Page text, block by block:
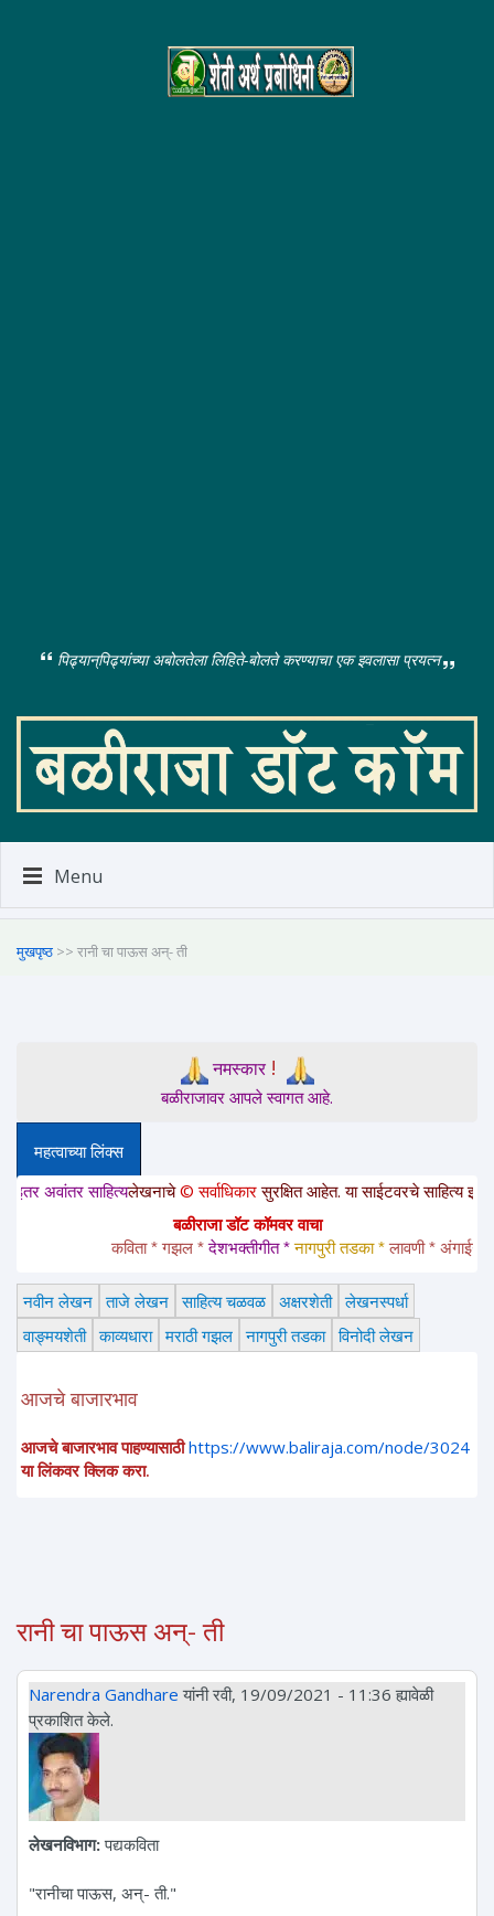
पिढ्यान्‌पिढ्यांच्या अबोलतेला लिहिते-बोलते करण्याचा एक इवलासा प्रयत्न
Menu
मुखपृष्ठ >> रानी चा पाऊस अन्- ती
नमस्कार!
बळीराजावर आपले स्वागत आहे.
महत्वाच्या लिंक्स
साहित्यलेखनाचे© सर्वाधिकारसुरक्षित आहेत. या साईटवरचे साहित्य इतरांना
बळीराजा डॉट कॉमवर वाचा
कविता * गझल * देशभक्तीगीत * नागपुरी तडका * लावणी * अंगाईगीत *
नवीन लेखन ताजे लेखन साहित्य चळवळ अक्षरशेती लेखनस्पर्धा
वाङ्मयशेती काव्यधारा मराठी गझल नागपुरी तडका विनोदी लेखन
आजचे बाजारभाव
आजचे बाजारभाव पाहण्यासाठी https://www.baliraja.com/node/3024
या लिंकवर क्लिक करा.
रानी चा पाऊस अन्- ती
Narendra Gandhare यांनी रवी, 19/09/2021 - 11:36 ह्यावेळी
प्रकाशित केले.
लेखनविभाग:पद्यकविता
"रानीचा पाऊस, अन्- ती."